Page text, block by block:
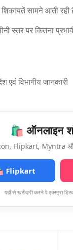
सामने आती रही
स्तर पर कितना
विभागीय जानकारी
🛍️ ऑनलाइन
Flipkart, Myntra और
Flipkart
यहाँ से खरीदारी करने पे एक्स्ट्रा